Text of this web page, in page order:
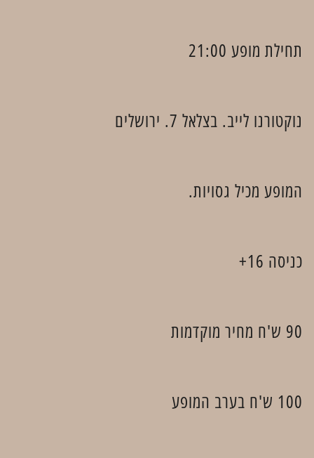
תחילת מופע 21:00
נוקטורנו לייב. בצלאל 7. ירושלים
המופע מכיל גסויות.
כניסה 16+
90 ש'ח מחיר מוקדמות
100 ש'ח בערב המופע